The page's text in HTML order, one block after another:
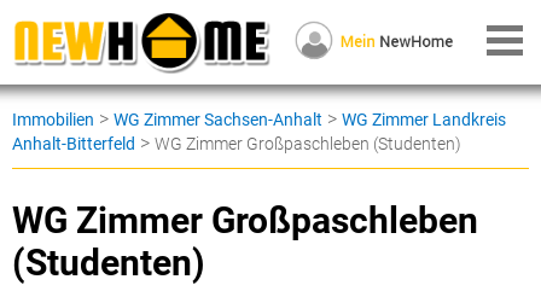
Immobilien > WG Zimmer Sachsen-Anhalt > WG Zimmer Landkreis
Anhalt-Bitterfeld > WG Zimmer Großpaschleben (Studenten)
WG Zimmer Großpaschleben
(Studenten)